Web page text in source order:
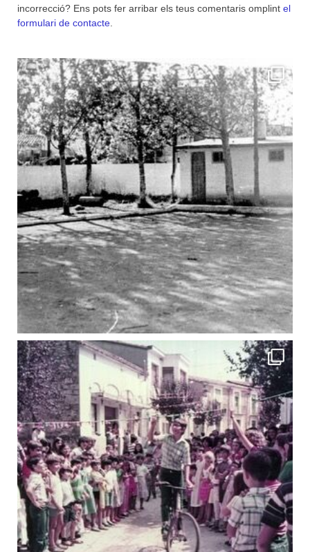
incorrecció? Ens pots fer arribar els teus comentaris omplint el
formulari de contacte